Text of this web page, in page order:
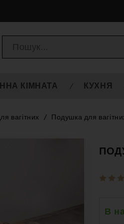
КІМНАТА КУХНЯ
вагітних Подушка для
В